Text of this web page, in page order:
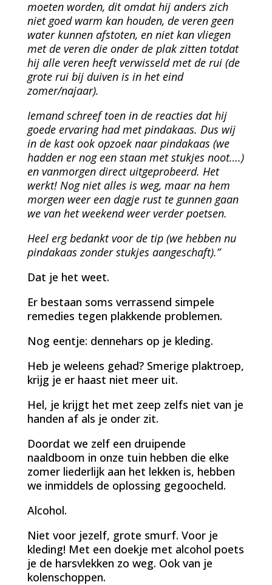
moeten worden, dit omdat hij anders zich
niet goed warm kan houden, de veren geen
water kunnen afstoten, en niet kan vliegen
met de veren die onder de plak zitten totdat
hij alle veren heeft verwisseld met de rui (de
grote rui bij duiven is in het eind
zomer/najaar).
Iemand schreef toen in de reacties dat hij
goede ervaring had met pindakaas. Dus wij
in de kast ook opzoek naar pindakaas (we
hadden er nog een staan met stukjes noot….)
en vanmorgen direct uitgeprobeerd. Het
werkt! Nog niet alles is weg, maar na hem
morgen weer een dagje rust te gunnen gaan
we van het weekend weer verder poetsen.
Heel erg bedankt voor de tip (we hebben nu
pindakaas zonder stukjes aangeschaft).”
Dat je het weet.
Er bestaan soms verrassend simpele
remedies tegen plakkende problemen.
Nog eentje: dennehars op je kleding.
Heb je weleens gehad? Smerige plaktroep,
krijg je er haast niet meer uit.
Hel, je krijgt het met zeep zelfs niet van je
handen af als je onder zit.
Doordat we zelf een druipende
naaldboom in onze tuin hebben die elke
zomer liederlijk aan het lekken is, hebben
we inmiddels de oplossing gegoocheld.
Alcohol.
Niet voor jezelf, grote smurf. Voor je
kleding! Met een doekje met alcohol poets
je de harsvlekken zo weg. Ook van je
kolenschoppen.